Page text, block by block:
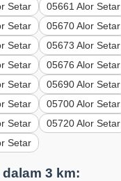
Setar
05661 Alor Setar
Setar
05670 Alor Setar
Setar
05673 Alor Setar
Setar
05676 Alor Setar
Setar
05690 Alor Setar
Setar
05700 Alor Setar
Setar
05720 Alor Setar
Setar
3 km: